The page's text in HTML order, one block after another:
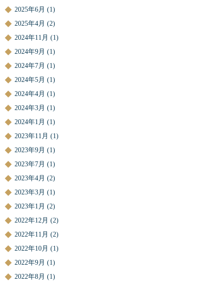
2025年6月 (1)
2025年4月 (2)
2024年11月 (1)
2024年9月 (1)
2024年7月 (1)
2024年5月 (1)
2024年4月 (1)
2024年3月 (1)
2024年1月 (1)
2023年11月 (1)
2023年9月 (1)
2023年7月 (1)
2023年4月 (2)
2023年3月 (1)
2023年1月 (2)
2022年12月 (2)
2022年11月 (2)
2022年10月 (1)
2022年9月 (1)
2022年8月 (1)